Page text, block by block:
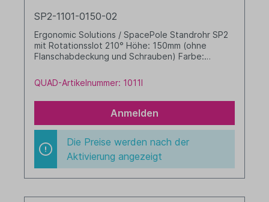
SP2-1101-0150-02
Ergonomic Solutions / SpacePole Standrohr SP2
mit Rotationsslot 210° Höhe: 150mm (ohne
Flanschabdeckung und Schrauben) Farbe:
QUAD-Artikelnummer: 1011I
Anmelden
Die Preise werden nach der
Aktivierung angezeigt